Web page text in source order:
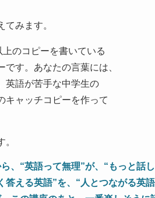
みます。
上のコピーを書いている
す。あなたの言葉には、
英語が苦手な中学生の
キャッチコピーを作って
、“英語って無理”が、“もっと話
答える英語”を、“人とつながる英